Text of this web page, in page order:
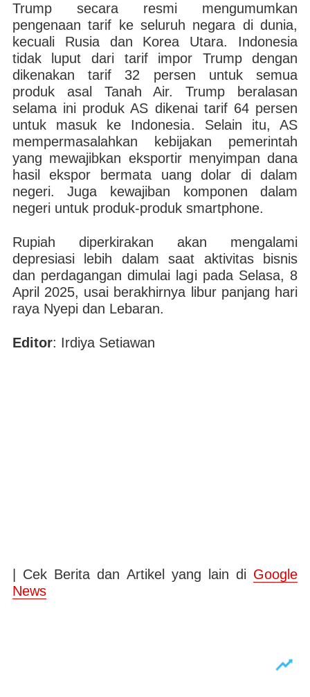
Trump secara resmi mengumumkan
pengenaan tarif ke seluruh negara di dunia,
kecuali Rusia dan Korea Utara. Indonesia
tidak luput dari tarif impor Trump dengan
dikenakan tarif 32 persen untuk semua
produk asal Tanah Air. Trump beralasan
selama ini produk AS dikenai tarif 64 persen
untuk masuk ke Indonesia. Selain itu, AS
mempermasalahkan kebijakan pemerintah
yang mewajibkan eksportir menyimpan dana
hasil ekspor bermata uang dolar di dalam
negeri. Juga kewajiban komponen dalam
negeri untuk produk-produk smartphone.
Rupiah diperkirakan akan mengalami
depresiasi lebih dalam saat aktivitas bisnis
dan perdagangan dimulai lagi pada Selasa, 8
April 2025, usai berakhirnya libur panjang hari
raya Nyepi dan Lebaran.
Editor: Irdiya Setiawan
| Cek Berita dan Artikel yang lain di Google
News